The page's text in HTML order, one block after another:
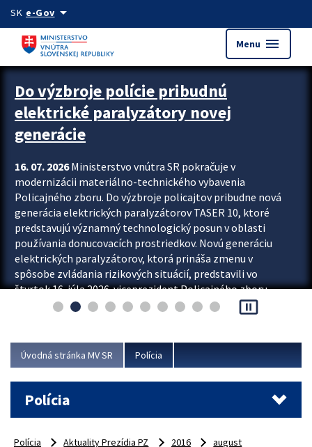
Preskocit na hlavný obsah
SK e-Govarrow_drop_down
Menu menu
Zastavit automatický posun upútavok
Do výzbroje polície pribudnú
elektrické paralyzátory novej
generácie
16. 07. 2026Ministerstvo vnútra SR pokračuje v
modernizácii materiálno-technického vybavenia
Policajného zboru. Do výzbroje policajtov pribudne nová
generácia elektrických paralyzátorov TASER 10, ktoré
predstavujú významný technologický posun v oblasti
používania donucovacích prostriedkov. Novú generáciu
elektrických paralyzátorov, ktorá prináša zmenu v
spôsobe zvládania rizikových situácií, predstavili vo
štvrtok 16. júla 2026 viceprezident Policajného zboru
Rastislav Polakovič a riaditeľ odboru výcviku...
pause_presentation
Úvodná stránka MV SR Polícia
Polícia
Polícia Aktuality Prezídia PZ 2016 august